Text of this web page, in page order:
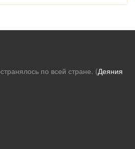
по всей стране. (Деяния